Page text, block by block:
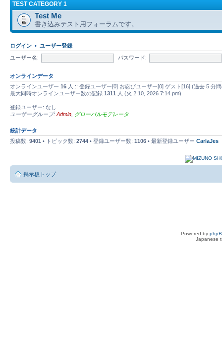
TEST CATEGORY 1
Test Me
書き込みテスト用フォーラムです。
ログイン • ユーザー登録
ユーザー名: パスワード:
オンラインデータ
オンラインユーザー 16 人 :: 登録ユーザー[0] お忍びユーザー[0] ゲスト[16] (過去 5 分
最大同時オンラインユーザー数の記録 1311 人 (火 2 10, 2026 7:14 pm)
登録ユーザー: なし
ユーザーグループ: Admin グローバルモデレータ
統計データ
投稿数: 9401 • トピック数: 2744 • 登録ユーザー数: 1106 • 最新登録ユーザー CarlaJes
掲示板トップ
Powered by
Japanese